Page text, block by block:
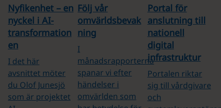
Nyfikenhet – en
nyckel i AI-
transformation
en
I det här
avsnittet möter
du Olof Junesjö
som är projektet
Följ vår
omvärldsbevak
ning
I
månadsrapporterna
spanar vi efter
händelser i
omvärlden som
Portal för
anslutning till
nationell
digital
infrastruktur
Portalen riktar
sig till vårdgivare
och